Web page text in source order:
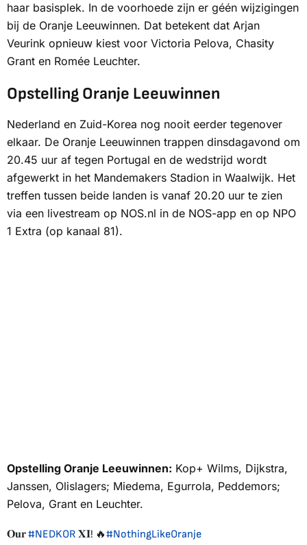
haar basisplek. In de voorhoede zijn er géén wijzigingen
bij de Oranje Leeuwinnen. Dat betekent dat Arjan
Veurink opnieuw kiest voor Victoria Pelova, Chasity
Grant en Romée Leuchter.
Opstelling Oranje Leeuwinnen
Nederland en Zuid-Korea nog nooit eerder tegenover
elkaar. De Oranje Leeuwinnen trappen dinsdagavond om
20.45 uur af tegen Portugal en de wedstrijd wordt
afgewerkt in het Mandemakers Stadion in Waalwijk. Het
treffen tussen beide landen is vanaf 20.20 uur te zien
via een livestream op NOS.nl in de NOS-app en op NPO
1 Extra (op kanaal 81).
Opstelling Oranje Leeuwinnen: Kop+ Wilms, Dijkstra,
Janssen, Olislagers; Miedema, Egurrola, Peddemors;
Pelova, Grant en Leuchter.
𝐎𝐮𝐫#NEDKOR 𝐗𝐈! 🔥#NothingLikeOranje